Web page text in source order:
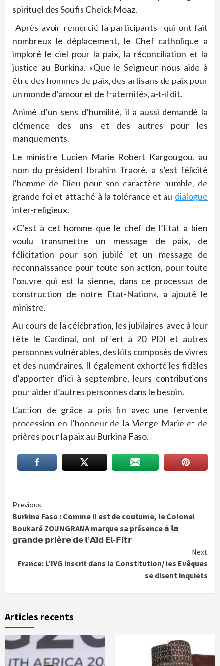
spirituel des Soufis Cheick Moaz.
Après avoir remercié la participants qui ont fait
nombreux le déplacement, le Chef catholique a
imploré le ciel pour la paix, la réconciliation et la
justice au Burkina. «Que le Seigneur nous aide à
être des hommes de paix, des artisans de paix pour
un monde d’amour et de fraternité», a-t-il dit.
Animé d’un sens d’humilité, il a aussi demandé la
clémence des uns et des autres pour les
manquements.
Le ministre Lucien Marie Robert Kargougou, au
nom du président Ibrahim Traoré, a s’est félicité
l’homme de Dieu pour son caractère humble, de
grande foi et attaché à la tolérance et au dialogue
inter-religieux.
«C’est à cet homme que le chef de l’Etat a bien
voulu transmettre un message de paix, de
félicitation pour son jubilé et un message de
reconnaissance pour toute son action, pour toute
l’œuvre qui est la sienne, dans ce processus de
construction de notre Etat-Nation», a ajouté le
ministre.
Au cours de la célébration, les jubilaires avec à leur
tête le Cardinal, ont offert à 20 PDI et autres
personnes vulnérables, des kits composés de vivres
et des numéraires. Il également exhorté les fidèles
d’apporter d’ici à septembre, leurs contributions
pour aider d’autres personnes dans le besoin.
L’action de grâce a pris fin avec une fervente
procession en l’honneur de la Vierge Marie et de
prières pour la paix au Burkina Faso.
Continue
Reading
Previous
Burkina Faso : Comme il est de coutume, le Colonel
Boukaré ZOUNGRANA marque sa présence 𝗮̀ 𝗹𝗮
𝗴𝗿𝗮𝗻𝗱𝗲 𝗽𝗿𝗶𝗲̀𝗿𝗲 𝗱𝗲 𝗹’𝗔𝗶̈𝗱 𝗘𝗹-𝗙𝗶𝘁𝗿
Next
France: L’IVG inscrit dans la Constitution/ les Evêques
se disent inquiets
Articles recents